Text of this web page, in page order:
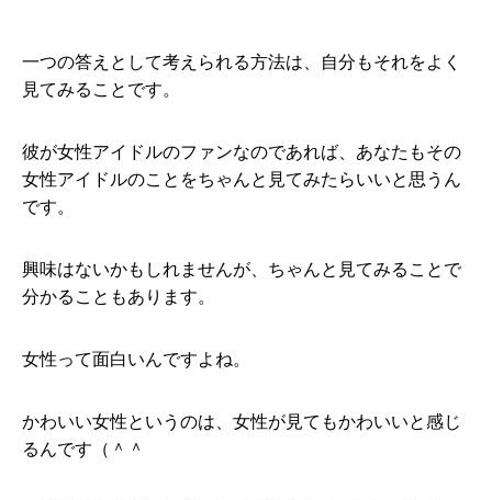
一つの答えとして考えられる方法は、自分もそれをよく
見てみることです。
彼が女性アイドルのファンなのであれば、あなたもその
女性アイドルのことをちゃんと見てみたらいいと思うん
です。
興味はないかもしれませんが、ちゃんと見てみることで
分かることもあります。
女性って面白いんですよね。
かわいい女性というのは、女性が見てもかわいいと感じ
るんです（＾＾